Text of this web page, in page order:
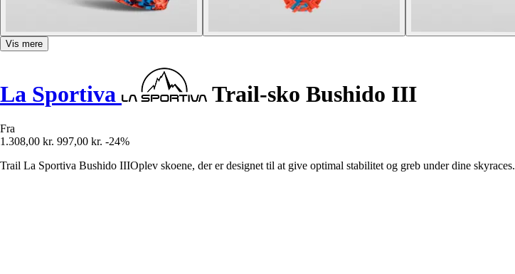
Vis mere
La Sportiva Trail-sko Bushido III
Fra
1.308,00 kr. 997,00 kr. -24%
Trail La Sportiva Bushido IIIOplev skoene, der er designet til at give optimal stabilitet og greb under dine skyraces.